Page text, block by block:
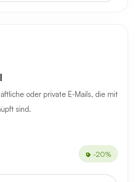
oder private E-Mails, die mit
sind.
-20%